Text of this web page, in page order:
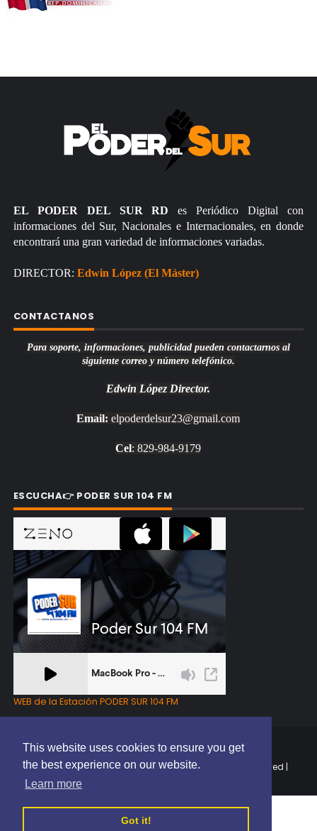
This website uses cookies to ensure you get
the best experience on our website.
Learn more
Got it!
EL PODER DEL SUR RD es Periódico Digital con
informaciones del Sur, Nacionales e Internacionales, en donde
encontrará una gran variedad de informaciones variadas.
DIRECTOR: Edwin López (El Máster)
CONTACTANOS
Para soporte, informaciones, publicidad pueden contactarnos al
siguiente correo y número telefónico.
Edwin López Director.
Email: elpoderdelsur23@gmail.com
Cel: 829-984-9179
ESCUCHA👉 PODER SUR 104 FM
WEB de la Estación PODER SUR 104 FM
Copyright © 2025 | EL PODER DEL SUR RD | All Rights Reserved |